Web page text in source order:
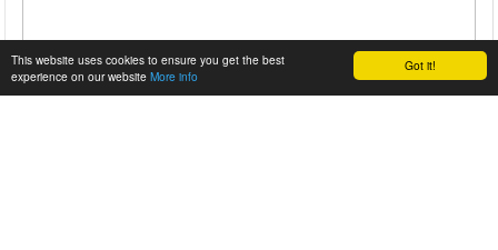
Got it!
This website uses cookies to ensure you get the best
experience on our website More info